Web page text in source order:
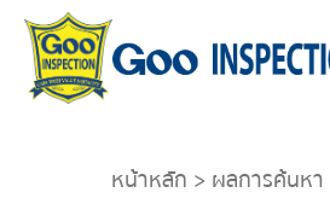
หน้าหลัก > ผลการค้นหา